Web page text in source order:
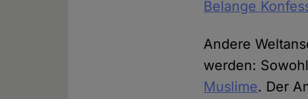
Belange
Andere
werden:
Muslime. Der